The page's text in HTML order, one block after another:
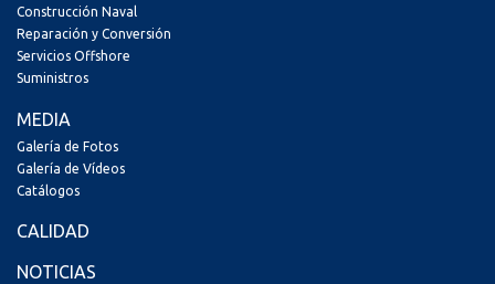
Construcción Naval
Reparación y Conversión
Servicios Offshore
Suministros
MEDIA
Galería de Fotos
Galería de Vídeos
Catálogos
CALIDAD
NOTICIAS